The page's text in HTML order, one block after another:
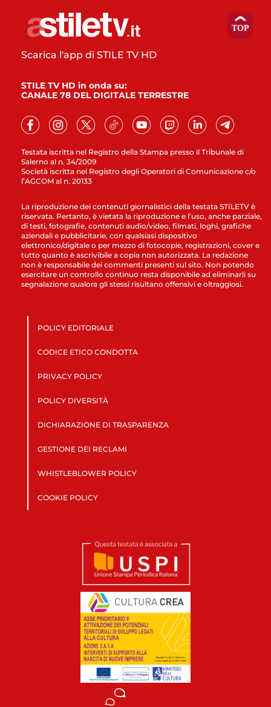
Testata iscritta nel Registro della Stampa presso il Tribunale di
Salerno al n. 34/2009
Società iscritta nel Registro degli Operatori di Comunicazione c/o
l’AGCOM al n. 20133
Scarica l'app di STILE TV HD
STILE TV HD in onda su:
CANALE 78 DEL DIGITALE TERRESTRE
La riproduzione dei contenuti giornalistici della testata STILETV è
riservata. Pertanto, è vietata la riproduzione e l’uso, anche parziale,
di testi, fotografie, contenuti audio/video, filmati, loghi, grafiche
aziendali e pubblicitarie, con qualsiasi dispositivo
elettronico/digitale o per mezzo di fotocopie, registrazioni, cover e
tutto quanto è ascrivibile a copia non autorizzata. La redazione
non è responsabile dei commenti presenti sul sito. Non potendo
esercitare un controllo continuo resta disponibile ad eliminarli su
segnalazione qualora gli stessi risultano offensivi e oltraggiosi.
POLICY EDITORIALE
CODICE ETICO CONDOTTA
PRIVACY POLICY
POLICY DIVERSITÀ
DICHIARAZIONE DI TRASPARENZA
GESTIONE DEI RECLAMI
WHISTLEBLOWER POLICY
COOKIE POLICY